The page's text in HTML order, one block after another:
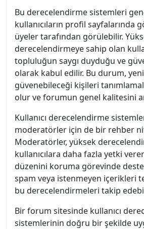
Bu derecelendirme sistemleri
kullanıcıların profil sayfalarında
üyeler tarafından görülebilir.
derecelendirmeye sahip olan
topluluğun saygı duyduğu ve
olarak kabul edilir. Bu durum,
güvenebileceği kişileri
olur ve forumun genel kalitesini
Kullanıcı derecelendirme
moderatörler için de bir rehber
Moderatörler, yüksek
kullanıcılara daha fazla yetki
düzenini koruma görevinde
spam veya istenmeyen içerikleri
bu derecelendirmeleri takip
Bir forum sitesinde kullanıcı
sistemlerinin doğru bir şekilde